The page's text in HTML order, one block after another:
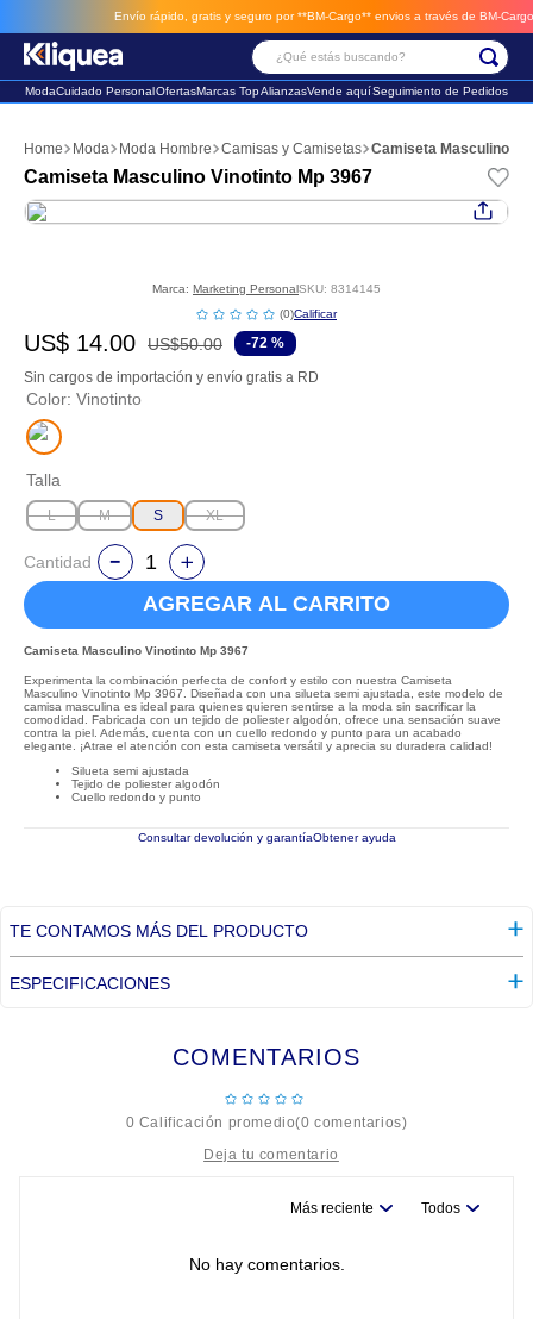
Envío rápido, gratis y seguro por **BM-Cargo** envios a través de BM-Cargo
¿Qué estás buscando?
ModaCuidado PersonalOfertasMarcas TopAlianzasVende aquíSeguimiento de Pedidos
Moda Moda Hombre Camisas y Camisetas Camiseta Masculino
Camiseta Masculino Vinotinto Mp 3967
Marca: Marketing PersonalSKU: 8314145
☆☆☆☆☆
(0)
US$ 14.00 US$50.00 -72 %
Sin cargos de importación y envío gratis a RD
Color: Vinotinto
Talla
L M S XL
Cantidad
AGREGAR AL CARRITO
Camiseta Masculino Vinotinto Mp 3967
Experimenta la combinación perfecta de confort y estilo con nuestra Camiseta
Masculino Vinotinto Mp 3967. Diseñada con una silueta semi ajustada, este modelo de
camisa masculina es ideal para quienes quieren sentirse a la moda sin sacrificar la
comodidad. Fabricada con un tejido de poliester algodón, ofrece una sensación suave
contra la piel. Además, cuenta con un cuello redondo y punto para un acabado
elegante. ¡Atrae el atención con esta camiseta versátil y aprecia su duradera calidad!
Silueta semi ajustada
Tejido de poliester algodón
Cuello redondo y punto
Consultar devolución y garantíaObtener ayuda
TE CONTAMOS MÁS DEL PRODUCTO
ESPECIFICACIONES
COMENTARIOS
☆☆☆☆
☆
0 Calificación promedio(0 comentarios)
Más reciente Todos
No hay comentarios.
2. faldas